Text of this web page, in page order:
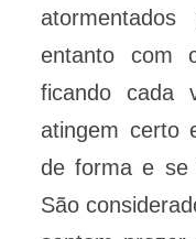
entanto com
ficando cada
atingem certo
de forma e se
São